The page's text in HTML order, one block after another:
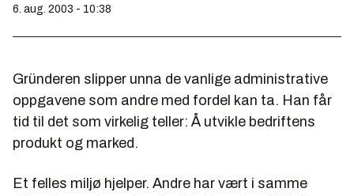
6. aug. 2003 - 10:38
Gründeren slipper unna de vanlige administrative
oppgavene som andre med fordel kan ta. Han får
tid til det som virkelig teller: Å utvikle bedriftens
produkt og marked.
Et felles miljø hjelper. Andre har vært i samme